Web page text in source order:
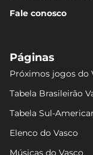
Fale conosco
Páginas
Próximos jogos do
Tabela Brasileirão
Tabela Sul-
Elenco do Vasco
Músicas do Vasco